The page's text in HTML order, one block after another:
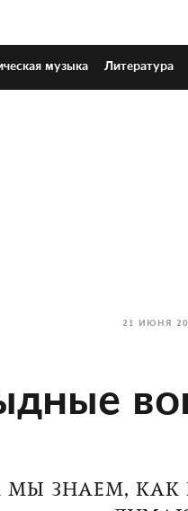
музыка Литература
21 ИЮНЯ
МЫ ЗНАЕМ, КАК